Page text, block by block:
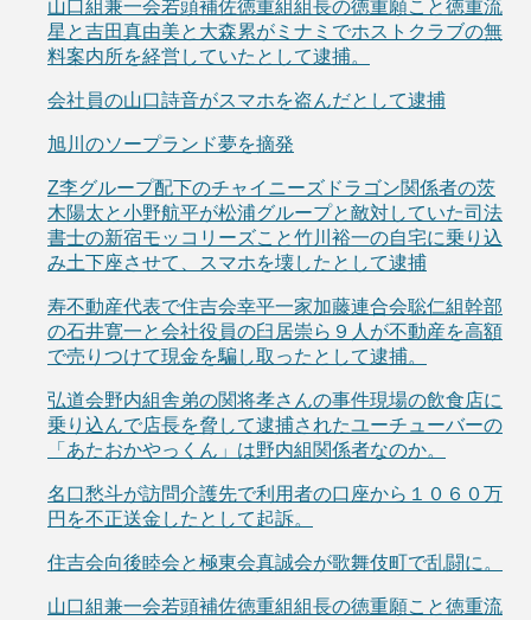
山口組兼一会若頭補佐徳重組組長の徳重願こと徳重流
星と吉田真由美と大森累がミナミでホストクラブの無
料案内所を経営していたとして逮捕。
会社員の山口詩音がスマホを盗んだとして逮捕
旭川のソープランド夢を摘発
Z李グループ配下のチャイニーズドラゴン関係者の茨
木陽太と小野航平が松浦グループと敵対していた司法
書士の新宿モッコリーズこと竹川裕一の自宅に乗り込
み土下座させて、スマホを壊したとして逮捕
寿不動産代表で住吉会幸平一家加藤連合会聡仁組幹部
の石井寛一と会社役員の臼居崇ら９人が不動産を高額
で売りつけて現金を騙し取ったとして逮捕。
弘道会野内組舎弟の関将孝さんの事件現場の飲食店に
乗り込んで店長を脅して逮捕されたユーチューバーの
「あたおかやっくん」は野内組関係者なのか。
名口愁斗が訪問介護先で利用者の口座から１０６０万
円を不正送金したとして起訴。
住吉会向後睦会と極東会真誠会が歌舞伎町で乱闘に。
山口組兼一会若頭補佐徳重組組長の徳重願こと徳重流